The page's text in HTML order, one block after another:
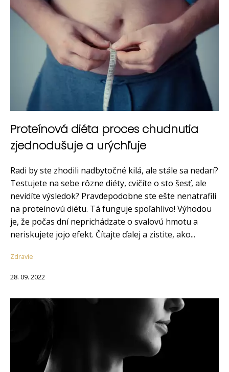
Proteínová diéta proces chudnutia
zjednodušuje a urýchľuje
Radi by ste zhodili nadbytočné kilá, ale stále sa nedarí?
Testujete na sebe rôzne diéty, cvičíte o sto šesť, ale
nevidíte výsledok? Pravdepodobne ste ešte nenatrafili
na proteínovú diétu. Tá funguje spoľahlivo! Výhodou
je, že počas dní neprichádzate o svalovú hmotu a
neriskujete jojo efekt. Čítajte ďalej a zistite, ako...
Zdravie
28. 09. 2022